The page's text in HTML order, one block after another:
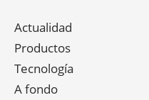
Actualidad
Productos
Tecnología
A fondo